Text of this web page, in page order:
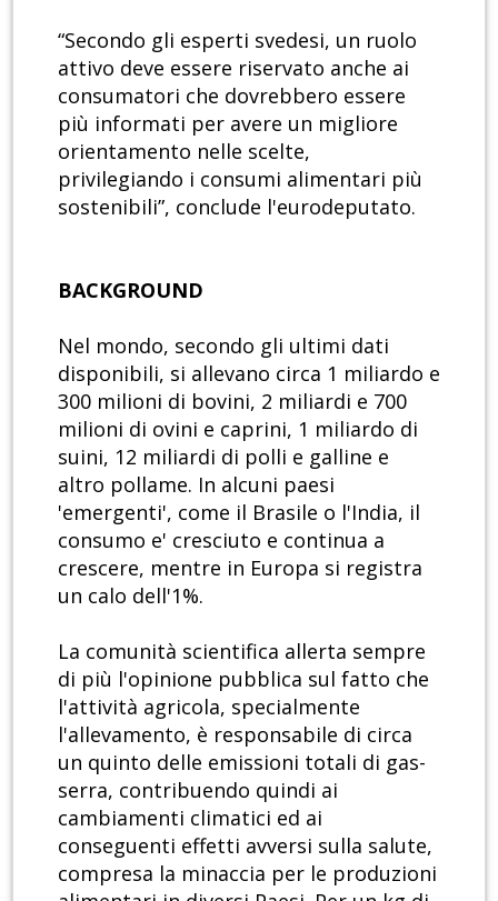
“Secondo gli esperti svedesi, un ruolo
attivo deve essere riservato anche ai
consumatori che dovrebbero essere
più informati per avere un migliore
orientamento nelle scelte,
privilegiando i consumi alimentari più
sostenibili”, conclude l'eurodeputato.
BACKGROUND
Nel mondo, secondo gli ultimi dati
disponibili, si allevano circa 1 miliardo e
300 milioni di bovini, 2 miliardi e 700
milioni di ovini e caprini, 1 miliardo di
suini, 12 miliardi di polli e galline e
altro pollame. In alcuni paesi
'emergenti', come il Brasile o l'India, il
consumo e' cresciuto e continua a
crescere, mentre in Europa si registra
un calo dell'1%.
La comunità scientifica allerta sempre
di più l'opinione pubblica sul fatto che
l'attività agricola, specialmente
l'allevamento, è responsabile di circa
un quinto delle emissioni totali di gas-
serra, contribuendo quindi ai
cambiamenti climatici ed ai
conseguenti effetti avversi sulla salute,
compresa la minaccia per le produzioni